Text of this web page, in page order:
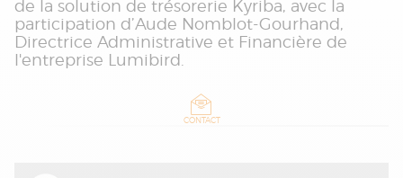
de la solution de trésorerie Kyriba, avec la
participation d’Aude Nomblot-Gourhand,
Directrice Administrative et Financière de
l'entreprise Lumibird.
CONTACT